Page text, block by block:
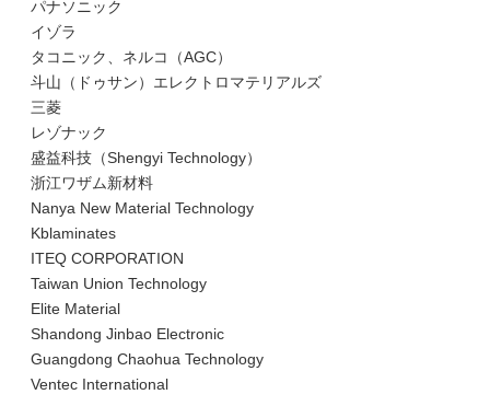
パナソニック
イゾラ
タコニック、ネルコ（AGC）
斗山（ドゥサン）エレクトロマテリアルズ
三菱
レゾナック
盛益科技（Shengyi Technology）
浙江ワザム新材料
Nanya New Material Technology
Kblaminates
ITEQ CORPORATION
Taiwan Union Technology
Elite Material
Shandong Jinbao Electronic
Guangdong Chaohua Technology
Ventec International